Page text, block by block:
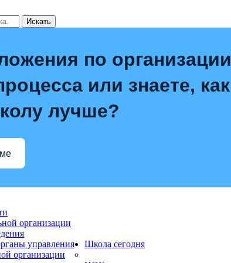
Искать
по организации
или знаете, как
лучше?
организации
управления
организации
Школа сегодня